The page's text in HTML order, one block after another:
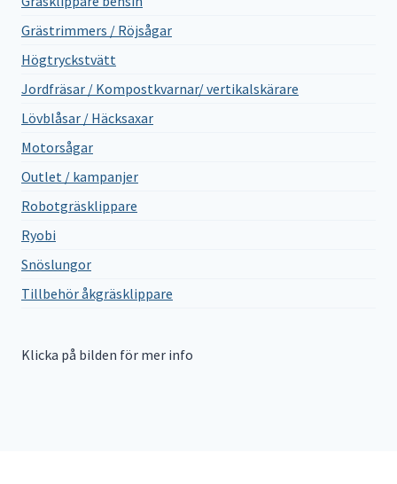
Grästrimmers / Röjsågar
Högtryckstvätt
Jordfräsar / Kompostkvarnar/ vertikalskärare
Lövblåsar / Häcksaxar
Motorsågar
Outlet / kampanjer
Robotgräsklippare
Ryobi
Snöslungor
Tillbehör åkgräsklippare
Klicka på bilden för mer info